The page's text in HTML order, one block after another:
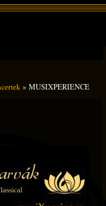
» MUSIXPERIENCE